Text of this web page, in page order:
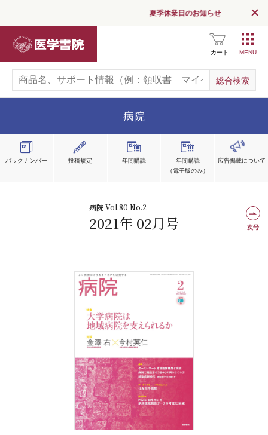
夏季休業日のお知らせ
カート
病院
バックナンバー 投稿規定 年間購読
年間購読
（電子版のみ）
広告掲載について
病院 Vol.80 No.2
2021年 02月号 次号